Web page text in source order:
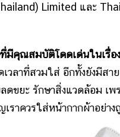
Limited และ
คุณสมบัติโดดเด่นในเรื่อ
เวลาที่สวมใส่ อีกทั้งยังมี
ขยะ รักษาสิ่งแวดล้อม เ
ราควรใส่หน้ากากผ้าอย่า